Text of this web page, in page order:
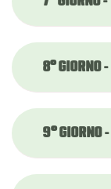
8° GIORNO -
9° GIORNO -